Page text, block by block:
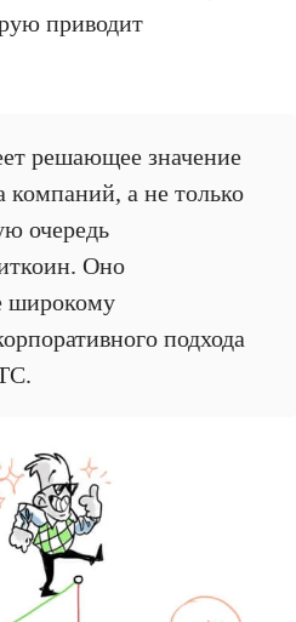
приводит
решающее значение
компаний, а не только
очередь
Оно
широкому
подхода